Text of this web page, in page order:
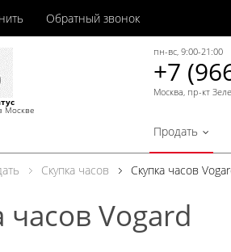
Обратный звонок
Москве
пн-вс, 9:00-21:00
+7
Москва, пр-кт
Продать
Скупка часов Скупка часов
часов Vogard